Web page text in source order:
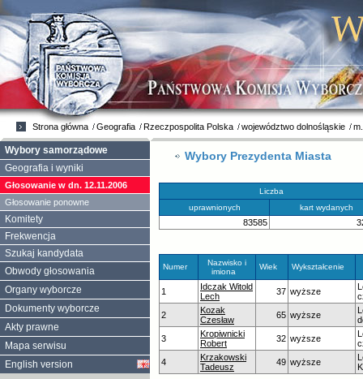
Wybory Prezydenta Miasta
Liczba
uprawnionych
kart wydanych
83585
Numer
Nazwisko i
imiona
Wiek Wykształcenie
1
Idczak Witold
Lech
37 wyższe
2
Kozak
Czesław
65 wyższe
3
Kropiwnicki
Robert
32 wyższe
4
Krzakowski
Tadeusz
49 wyższe
Strona główna Geografia Rzeczpospolita Polska województwo dolnośląskie
Wybory samorządowe
Geografia i wyniki
Głosowanie w dn. 12.11.2006
Głosowanie ponowne
Komitety
Frekwencja
Szukaj kandydata
Obwody głosowania
Organy wyborcze
Dokumenty wyborcze
Akty prawne
Mapa serwisu
English version